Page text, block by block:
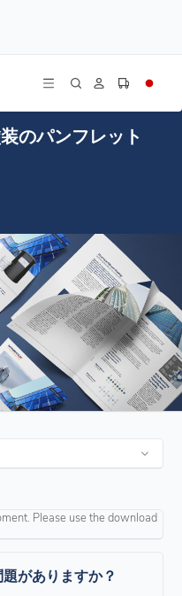
品カタログ - 英語版
のパンフレット
Please use the download
がありますか？